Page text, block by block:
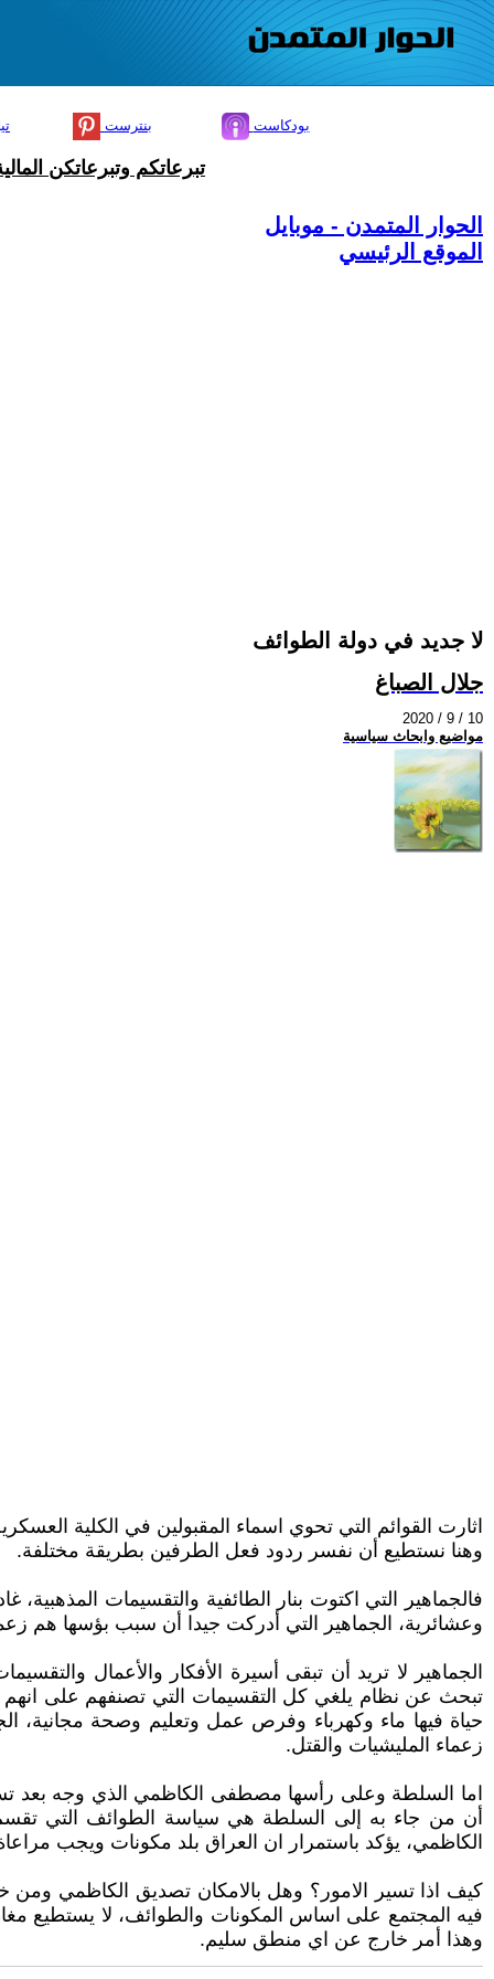
بنترست بودكاست
تبرعاتكم وتبرعاتكن
الحوار المتمدن - موبايل
الموقع الرئيسي
لا جديد في دولة الطوائف
جلال الصباغ
2020 / 9 / 10
مواضيع وابحاث سياسية
اثارت القوائم التي تحوي اسماء المقبولين في الكلية
وهنا نستطيع أن نفسر ردود فعل الطرفين بطريقة مختلفة.
فالجماهير التي اكتوت بنار الطائفية والتقسيمات
وعشائرية، الجماهير التي أدركت جيدا أن سبب بؤسها هم
الجماهير لا تريد أن تبقى أسيرة الأفكار والأعمال
تبحث عن نظام يلغي كل التقسيمات التي تصنفهم على انهم
حياة فيها ماء وكهرباء وفرص عمل وتعليم وصحة مجانية،
زعماء المليشيات والقتل.
اما السلطة وعلى رأسها مصطفى الكاظمي الذي وجه بعد
أن من جاء به إلى السلطة هي سياسة الطوائف التي
الكاظمي، يؤكد باستمرار ان العراق بلد مكونات ويجب
كيف اذا تسير الامور؟ وهل بالامكان تصديق الكاظمي ومن
فيه المجتمع على اساس المكونات والطوائف، لا يستطيع
وهذا أمر خارج عن اي منطق سليم.